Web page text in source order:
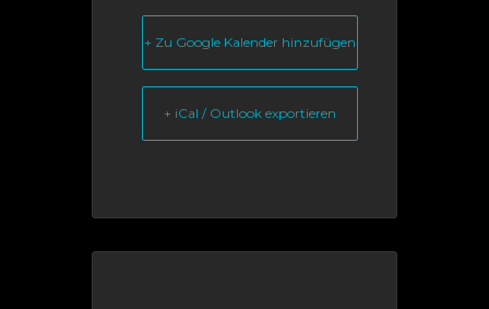
+ Zu Google Kalender hinzufügen
+ iCal / Outlook exportieren